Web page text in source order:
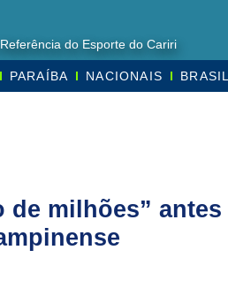
do Esporte do Cariri
PARAÍBA NACIONAIS
milhões”